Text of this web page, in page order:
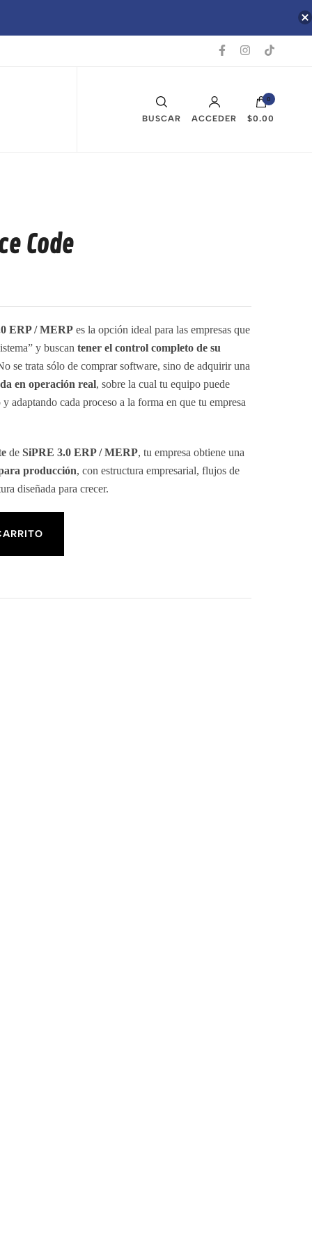
BUSCAR ACCEDER
0
$0.00
Code
ERP / MERP es la opción ideal para las empresas que
y buscantener el control completo de su
se trata sólo de comprar software, sino de adquirir una
en operación real, sobre la cual tu equipo puede
adaptando cada proceso a la forma en que tu empresa
deSiPRE 3.0 ERP / MERP, tu empresa obtiene una
producción, con estructura empresarial, flujos de
diseñada para crecer.